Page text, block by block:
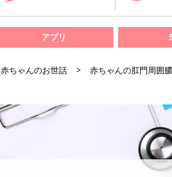
アプリ
赤ちゃんのお世話 赤ちゃんの肛門周囲